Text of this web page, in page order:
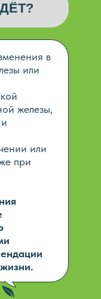
в
или
железы,
или
при